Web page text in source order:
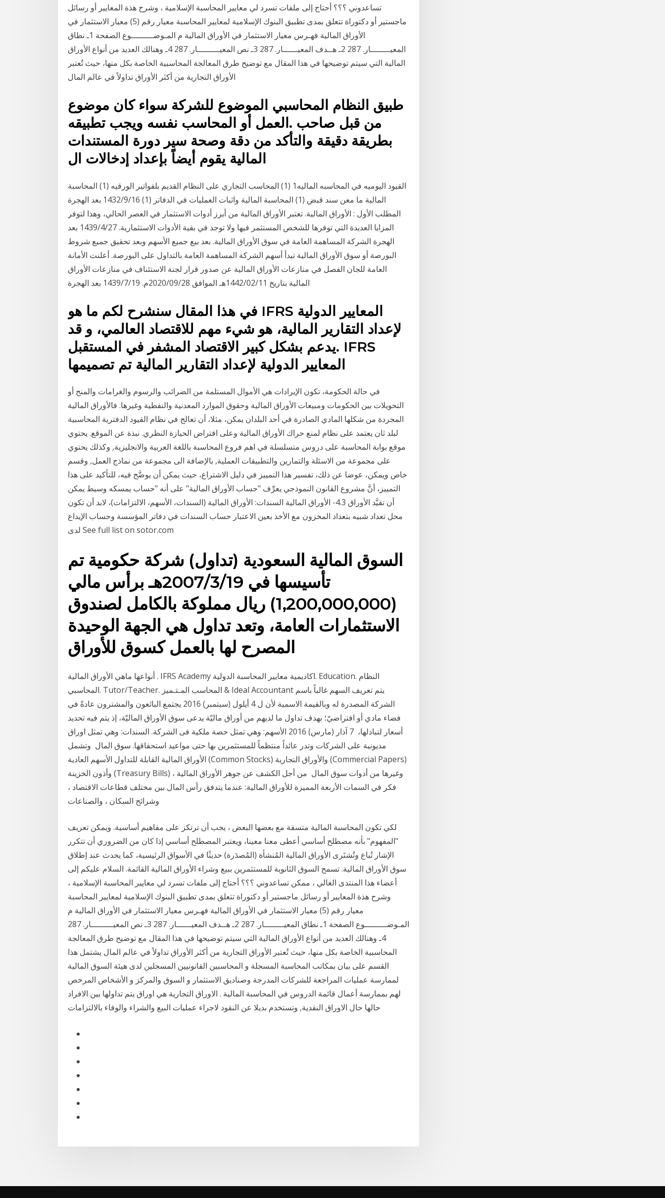
تساعدوني ؟؟؟ أحتاج إلى ملفات تسرد لي معايير المحاسبة الإسلامية ، وشرح هذة المعايير أو رسائل
ماجستير أو دكتوراة تتعلق بمدى تطبيق البنوك الإسلامية لمعايير المحاسبة معيار رقم (5) معيار الاستثمار في
الأوراق المالية فهـرس معيار الاستثمار في الأوراق المالية م المـوضـــــــــوع الصفحة 1ـ نطاق
المعيــــــــار. 287 2ـ هــدف المعيــــــار. 287 3ـ نص المعيـــــــــار. 287 4ـ وهنالك العديد من أنواع الأوراق
المالية التي سيتم توضيحها في هذا المقال مع توضيح طرق المعالجة المحاسبية الخاصة بكل منها، حيث تُعتبر
الأوراق التجارية من أكثر الأوراق تداولاً في عالم المال
طبيق النظام المحاسبي الموضوع للشركة سواء كان موضوع
من قبل صاحب .العمل أو المحاسب نفسه ويجب تطبيقه
بطريقة دقيقة والتأكد من دقة وصحة سير دورة المستندات
المالية يقوم أيضاً بإعداد إدخالات ال
القيود اليوميه في المحاسبه الماليه1 (1) المحاسب التجاري على النظام القديم بلفواتير الورقيه (1) المحاسبة
المالية ما معن سند قبض (1) المحاسبة المالية واثبات العمليات في الدفاتر (1) 16‏‏/9‏‏/1432 بعد الهجرة
المطلب الأول : الأوراق المالية. تعتبر الأوراق المالية من أبرز أدوات الاستثمار في العصر الحالي، وهذا لتوفر
المزايا العديدة التي توفرها للشخص المستثمر فيها ولا توجد في بقية الأدوات الاستثمارية. 27‏‏/4‏‏/1439 بعد
الهجرة الشركة المساهمة العامة في سوق الأوراق المالية. بعد بيع جميع الأسهم وبعد تحقيق جميع شروط
البورصة أو سوق الأوراق المالية تبدأ أسهم الشركة المساهمة العامة بالتداول على البورصة. أعلنت الأمانة
العامة للجان الفصل في منازعات الأوراق المالية عن صدور قرار لجنة الاستئناف في منازعات الأوراق
المالية بتاريخ 1442/02/11هـ الموافق 2020/09/28م. 19‏‏/7‏‏/1439 بعد الهجرة
في هذا المقال سنشرح لكم ما هو IFRS المعايير الدولية
لإعداد التقارير المالية، هو شيء مهم للاقتصاد العالمي، و قد
يدعم بشكل كبير الاقتصاد المشفر في المستقبل. IFRS
المعايير الدولية لإعداد التقارير المالية تم تصميمها
في حالة الحكومة، تكون الإيرادات هي الأموال المستلمة من الضرائب والرسوم والغرامات والمنح أو
التحويلات بين الحكومات ومبيعات الأوراق المالية وحقوق الموارد المعدنية والنفطية وغيرها. فالأوراق المالية
المجردة من شكلها المادي الصادرة في أحد البلدان يمكن، مثلا، أن تعالج في نظام القيود الدفترية المحاسبية
لبلد ثان يعتمد على نظام لمنع حراك الأوراق المالية وعلى افتراض الحيازة النظري. نبذة عن الموقع. يحتوي
موقع بوابة المحاسبة على دروس متسلسلة في اهم فروع المحاسبة باللغة العربية والانجليزية, وكذلك يحتوي
على مجموعة من الاسئلة والتمارين والتطبيقات العملية, بالإضافة الى مجموعة من نماذج العمل, وقسم
خاص ويمكن، عوضا عن ذلك، تفسير هذا التمييز في دليل الاشتراع، حيث يمكن أن يوضَّح فيه، للتأكيد على هذا
التمييز، أنَّ مشروع القانون النموذجي يعرِّف "حساب الأوراق المالية" على أنه "حساب يمسكه وسيط يمكن
أن تقيَّد الأوراق 4.3- الأوراق المالية السندات: الأوراق المالية (السندات، الأسهم، الالتزامات)، لابد أن تكون
محل تعداد شبيه بتعداد المخزون مع الأخذ بعين الاعتبار حساب السندات في دفاتر المؤسسة وحساب الإيداع
لدى See full list on sotor.com
السوق المالية السعودية (تداول) شركة حكومية تم
تأسيسها في 2007/3/19هـ برأس مالي
(1,200,000,000) ريال مملوكة بالكامل لصندوق
الاستثمارات العامة، وتعد تداول هي الجهة الوحيدة
المصرح لها بالعمل كسوق للأوراق
أنواعها ماهي الأوراق المالية . IFRS Academy اكاديمية معايير المحاسبة الدولية. Education. النظام
المحاسبي. Tutor/Teacher. المحاسب المـتـميز & Ideal Accountant يتم تعريف السهم غالباً باسم
الشركة المصدرة له وبالقيمة الاسمية لأن ل 4 أيلول (سبتمبر) 2016 يجتمع البائعون والمشترون عادةً في
فضاء مادي أو افتراضيّ؛ بهدف تداول ما لديهم من أوراق ماليّة يدعى سوق الأوراق الماليّة، إذ يتم فيه تحديد
أسعار لتبادلها، 7 آذار (مارس) 2016 الأسهم: وهي تمثل حصة ملكية فى الشركة. السندات: وهي تمثل اوراق
مديونية على الشركات وتدر عائداً منتظماً للمستثمرين بها حتى مواعيد استحقاقها. سوق المال وتشمل
الأوراق المالية القابلة للتداول الأسهم العادية (Common Stocks) والأوراق التجارية (Commercial Papers)
وأذون الخزينة (Treasury Bills) وغيرها من أدوات سوق المال من أجل الكشف عن جوهر الأوراق المالية ،
فكر في السمات الأربعة المميزة للأوراق المالية: عندما يتدفق رأس المال بين مختلف قطاعات الاقتصاد ،
لكي تكون المحاسبة المالية متسقة مع بعضها البعض ، يجب أن ترتكز على مفاهيم أساسية. ويمكن تعريف
"المفهوم" بأنه مصطلح أساسي أعطى معنا معينا، ويعتبر المصطلح أساسي إذا كان من الضروري أن تتكرر
الإشار تُباع وتُشتَرى الأوراق المالية المُنشأة (المُصدَرة) حديثًا في الأسواق الرئيسية، كما يحدث عند إطلاق
سوق الأوراق المالية. تسمح السوق الثانوية للمستثمرين ببيع وشراء الأوراق المالية القائمة. السلام عليكم إلى
أعضاء هذا المنتدى الغالي ، ممكن تساعدوني ؟؟؟ أحتاج إلى ملفات تسرد لي معايير المحاسبة الإسلامية ،
وشرح هذة المعايير أو رسائل ماجستير أو دكتوراة تتعلق بمدى تطبيق البنوك الإسلامية لمعايير المحاسبة
معيار رقم (5) معيار الاستثمار في الأوراق المالية فهـرس معيار الاستثمار في الأوراق المالية م
المـوضـــــــــوع الصفحة 1ـ نطاق المعيــــــــار. 287 2ـ هــدف المعيــــــار. 287 3ـ نص المعيـــــــــار. 287
4ـ وهنالك العديد من أنواع الأوراق المالية التي سيتم توضيحها في هذا المقال مع توضيح طرق المعالجة
المحاسبية الخاصة بكل منها، حيث تُعتبر الأوراق التجارية من أكثر الأوراق تداولاً في عالم المال يشتمل هذا
القسم على بيان بمكاتب المحاسبة المسجلة و المحاسبين القانونيين المسجلين لدى هيئة السوق المالية
لممارسة عمليات المراجعة للشركات المدرجة وصناديق الاستثمار و السوق والمركز و الأشخاص المرخص
لهم بممارسة أعمال قائمة الدروس في المحاسبة المالية . الاوراق التجارية هي اوراق يتم تداولها بين الافراد
حالها حال الاوراق النقدية, وتستخدم بديلا عن النقود لاجراء عمليات البيع والشراء والوفاء بالالتزامات